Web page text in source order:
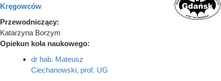
Kręgowców
Przewodniczący:
Katarzyna Borzym
Opiekun koła naukowego:
dr hab. Mateusz
Ciechanowski, prof. UG